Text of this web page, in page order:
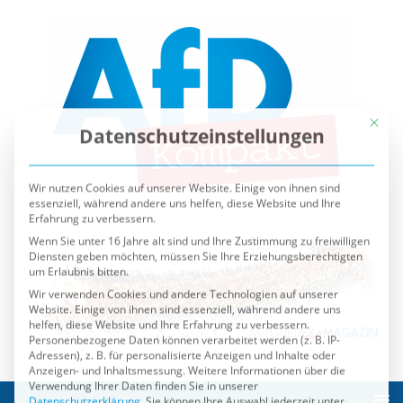
Datenschutzeinstellungen
Wir nutzen Cookies auf unserer Website. Einige von ihnen sind
essenziell, während andere uns helfen, diese Website und Ihre
Wenn Sie unter 16 Jahre alt sind und Ihre Zustimmung zu freiwilligen
Diensten geben möchten, müssen Sie Ihre Erziehungsberechtigten
Wir verwenden Cookies und andere Technologien auf unserer
Website. Einige von ihnen sind essenziell, während andere uns
helfen, diese Website und Ihre Erfahrung zu verbessern.
Personenbezogene Daten können verarbeitet werden (z. B. IP-
Adressen), z. B. für personalisierte Anzeigen und Inhalte oder
Anzeigen- und Inhaltsmessung.
Verwendung Ihrer Daten finden Sie in unserer
Datenschutzerklärung.Sie können Ihre Auswahl jederzeit unter
Einstellungenwiderrufen oder anpassen.
Es folgt eine Liste der Service-Gruppen, für die eine
Essenziell
Externe Medien